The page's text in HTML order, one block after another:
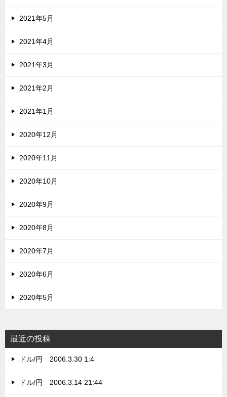
2021年5月
2021年4月
2021年3月
2021年2月
2021年1月
2020年12月
2020年11月
2020年10月
2020年9月
2020年8月
2020年7月
2020年6月
2020年5月
最近の投稿
ドル/円 2006.3.30 1:4
ドル/円 2006.3.14 21:44